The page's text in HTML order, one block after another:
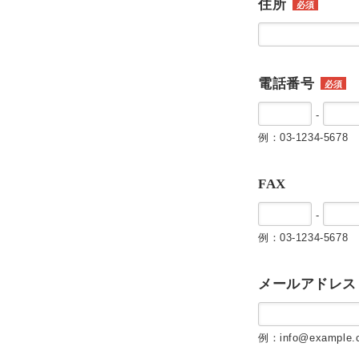
住所 必須
電話番号 必須
-
例：03-1234-5678
FAX
-
例：03-1234-5678
メールアドレス
例：